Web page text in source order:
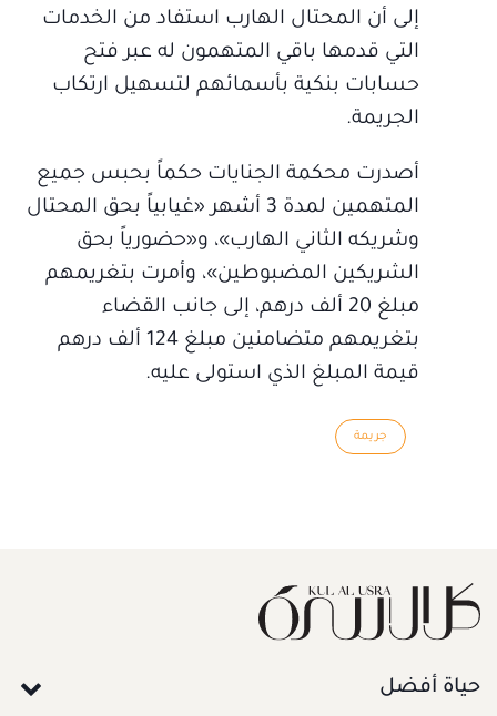
إلى أن المحتال الهارب استفاد من الخدمات
التي قدمها باقي المتهمون له عبر فتح
حسابات بنكية بأسمائهم لتسهيل ارتكاب
الجريمة.
أصدرت محكمة الجنايات حكماً بحبس جميع
المتهمين لمدة 3 أشهر «غيابياً بحق المحتال
وشريكه الثاني الهارب»، و«حضورياً بحق
الشريكين المضبوطين»، وأمرت بتغريمهم
مبلغ 20 ألف درهم، إلى جانب القضاء
بتغريمهم متضامنين مبلغ 124 ألف درهم
قيمة المبلغ الذي استولى عليه.
جريمة
حياة أفضل